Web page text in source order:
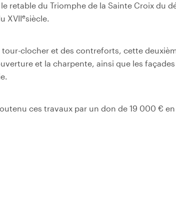
retable du Triomphe de la Sainte Croix du
XVIIesiècle.
tour-clocher et des contreforts, cette
et la charpente, ainsi que les
ces travaux par un don de 19 000 € en